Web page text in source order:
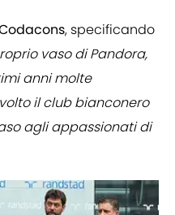
, specificando
vaso di Pandora,
anni molte
il club bianconero
agli appassionati di